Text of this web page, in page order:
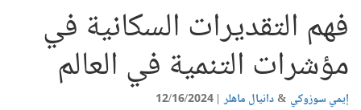
فهم التقديرات السكانية في
مؤشرات التنمية في العالم
إيمي سوزوكي دانيال ماهلر 12/16/2024